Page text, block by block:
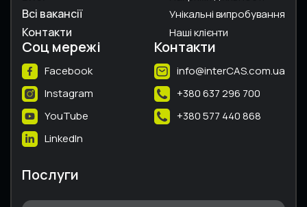
Всі вакансії
Контакти
Унікальні випробування
Наші клієнти
Соц мережі
Facebook
Instagram
YouTube
LinkedIn
Контакти
info@interCAS.com.ua
+380 637 296 700
+380 577 440 868
Послуги